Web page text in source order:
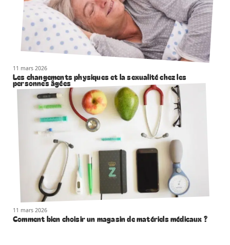
11 mars 2026
Les changements physiques et la sexualité chez les
personnes âgées
11 mars 2026
Comment bien choisir un magasin de matériels médicaux ?